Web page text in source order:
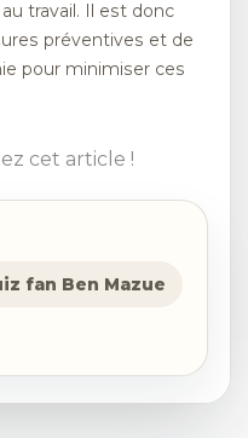
travail. Il est donc
préventives et de
pour minimiser ces
cet article !
fan Ben Mazue